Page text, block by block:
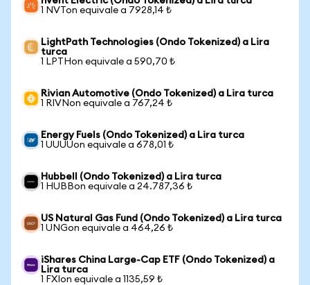
1 NVTon equivale a 7928,14 ₺
LightPath Technologies (Ondo Tokenized) a Lira
turca
1 LPTHon equivale a 590,70 ₺
Rivian Automotive (Ondo Tokenized) a Lira turca
1 RIVNon equivale a 767,24 ₺
Energy Fuels (Ondo Tokenized) a Lira turca
1 UUUUon equivale a 678,01 ₺
Hubbell (Ondo Tokenized) a Lira turca
1 HUBBon equivale a 24.787,36 ₺
US Natural Gas Fund (Ondo Tokenized) a Lira turca
1 UNGon equivale a 464,26 ₺
iShares China Large-Cap ETF (Ondo Tokenized) a
Lira turca
1 FXIon equivale a 1135,59 ₺